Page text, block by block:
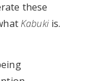
these
Kabukiis.